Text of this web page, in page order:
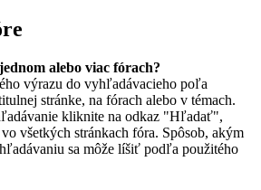
alebo viac fórach?
výrazu do vyhľadávacieho poľa
stránke, na fórach alebo v témach.
kliknite na odkaz "Hľadať",
všetkých stránkach fóra. Spôsob, akým
sa môže líšiť podľa použitého